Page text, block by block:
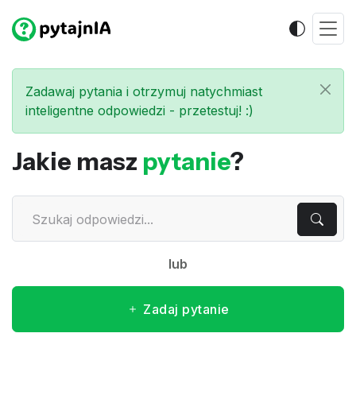
Zadawaj pytania i otrzymuj natychmiast
inteligentne odpowiedzi - przetestuj! :)
Jakie masz pytanie?
lub
Zadaj pytanie